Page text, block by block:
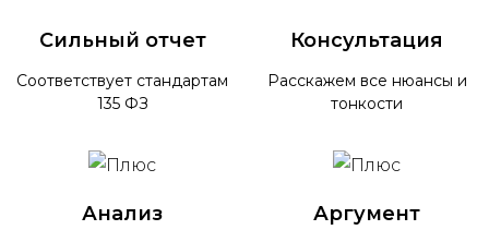
Сильный отчет
Соответствует стандартам
135 ФЗ
Консультация
Расскажем все нюансы и
тонкости
Анализ Аргумент